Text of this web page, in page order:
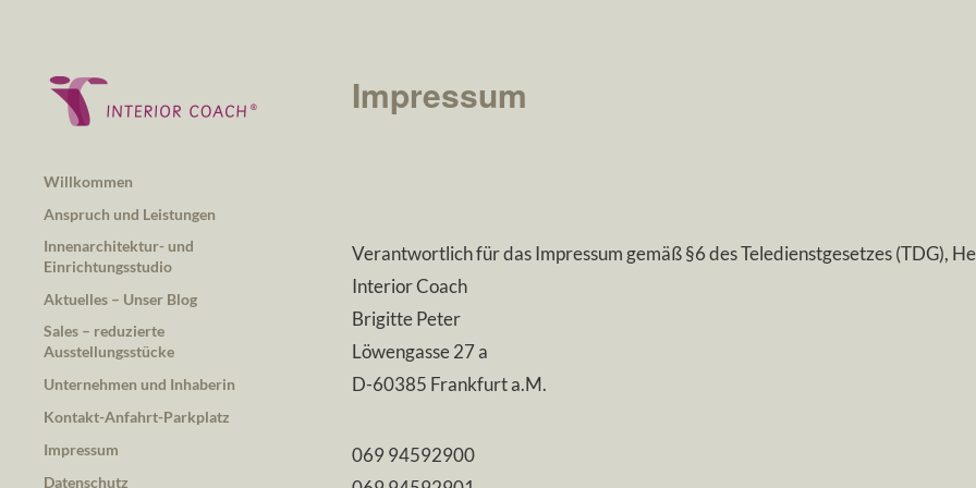
Willkommen
Anspruch und Leistungen
Innenarchitektur- und
Einrichtungsstudio
Aktuelles – Unser Blog
Sales – reduzierte
Ausstellungsstücke
Unternehmen und Inhaberin
Kontakt-Anfahrt-Parkplatz
Impressum
Datenschutz
Impressum
Verantwortlich für das Impressum gemäß §6 des Teledienstgesetzes (TDG),
Interior Coach
Brigitte Peter
Löwengasse 27 a
D-60385 Frankfurt a.M.
069 94592900